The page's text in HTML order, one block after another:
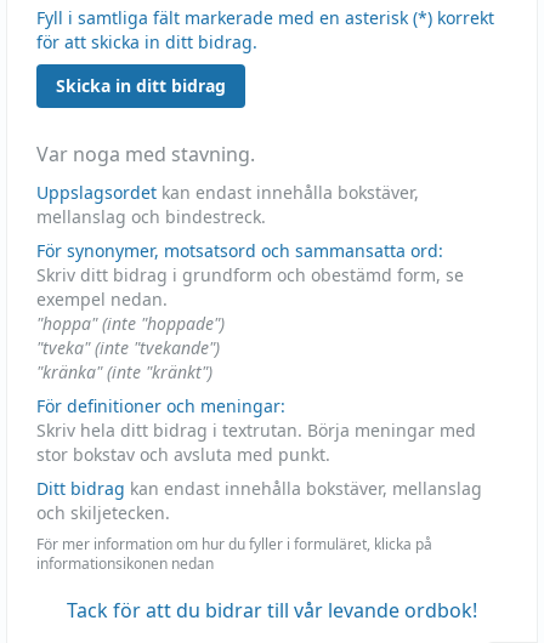
Fyll i samtliga fält markerade med en asterisk (*) korrekt
för att skicka in ditt bidrag.
Skicka in ditt bidrag
Var noga med stavning.
Uppslagsordet kan endast innehålla bokstäver,
mellanslag och bindestreck.
För synonymer, motsatsord och sammansatta ord:
Skriv ditt bidrag i grundform och obestämd form, se
exempel nedan.
"hoppa" (inte "hoppade")
"tveka" (inte "tvekande")
"kränka" (inte "kränkt")
För definitioner och meningar:
Skriv hela ditt bidrag i textrutan. Börja meningar med
stor bokstav och avsluta med punkt.
Ditt bidrag kan endast innehålla bokstäver, mellanslag
och skiljetecken.
För mer information om hur du fyller i formuläret, klicka på
informationsikonen nedan
Tack för att du bidrar till vår levande ordbok!